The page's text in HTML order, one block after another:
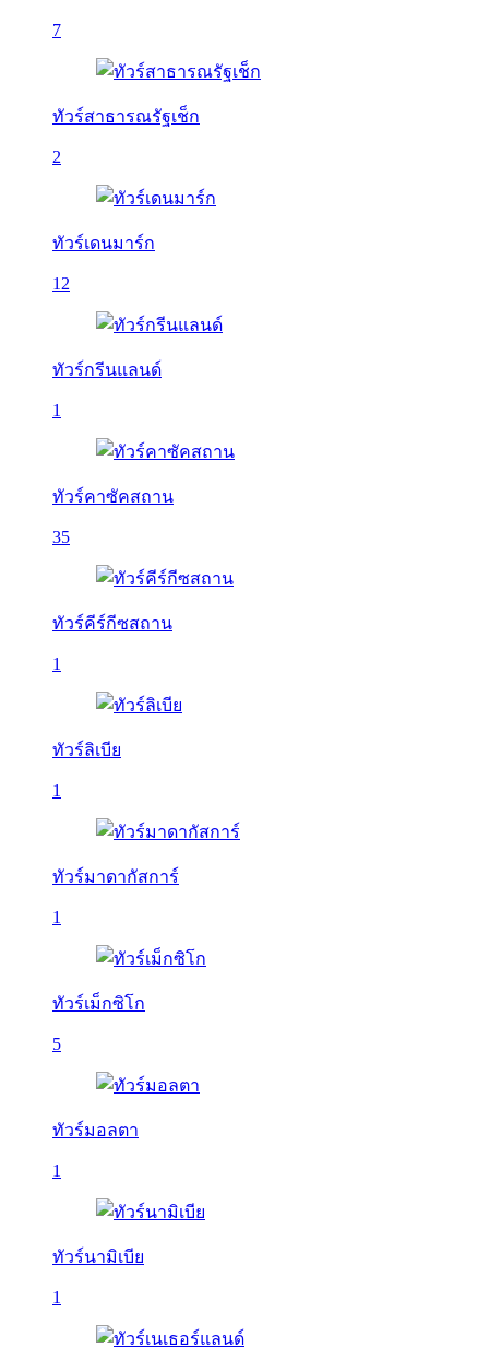
7
ทัวร์สาธารณรัฐเช็ก
2
ทัวร์เดนมาร์ก
12
ทัวร์กรีนแลนด์
1
ทัวร์คาซัคสถาน
35
ทัวร์คีร์กีซสถาน
1
ทัวร์ลิเบีย
1
ทัวร์มาดากัสการ์
1
ทัวร์เม็กซิโก
5
ทัวร์มอลตา
1
ทัวร์นามิเบีย
1